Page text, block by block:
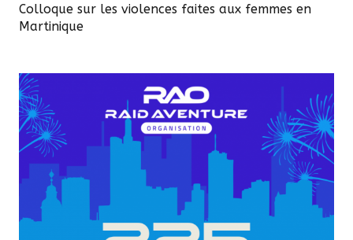
Colloque sur les violences faites aux femmes en
Martinique